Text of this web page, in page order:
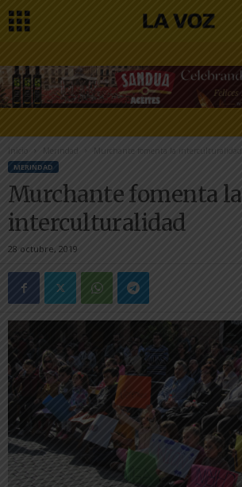
Inicio Murchante fomenta la interculturalidad
MERINDAD
Murchante fomenta la
interculturalidad
28 octubre, 2019